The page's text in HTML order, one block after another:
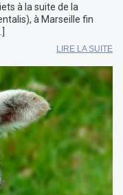
à la suite de la
à Marseille fin
LIRE LA SUITE